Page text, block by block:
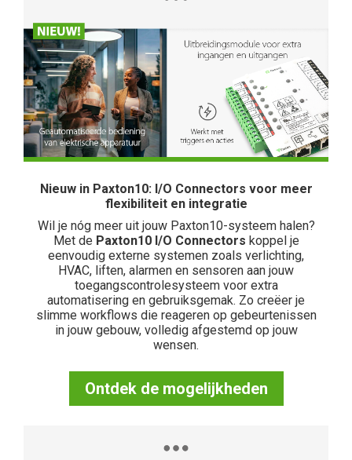
Nieuw in Paxton10: I/O Connectors voor meer
flexibiliteit en integratie
Wil je nóg meer uit jouw Paxton10-systeem halen?
Met de Paxton10 I/O Connectors koppel je
eenvoudig externe systemen zoals verlichting,
HVAC, liften, alarmen en sensoren aan jouw
toegangscontrolesysteem voor extra
automatisering en gebruiksgemak. Zo creëer je
slimme workflows die reageren op gebeurtenissen
in jouw gebouw, volledig afgestemd op jouw
wensen.
Ontdek de mogelijkheden